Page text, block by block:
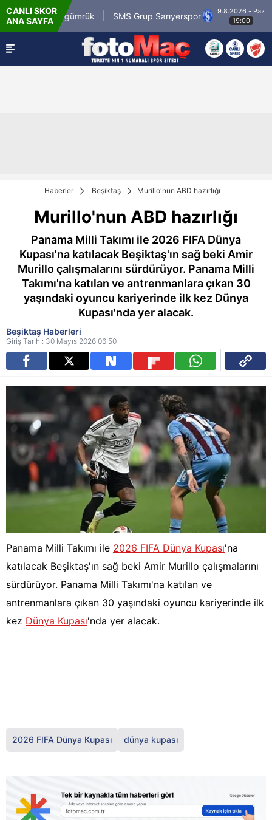
CANLI SKOR
ANA SAYFA
Karagümrük SMS Grup Sarıyerspor
9.8.2026 - Paz
Haberler Beşiktaş Murillo'nun ABD hazırlığı
Murillo'nun ABD hazırlığı
Panama Milli Takımı ile 2026 FIFA Dünya
Kupası'na katılacak Beşiktaş'ın sağ beki Amir
Murillo çalışmalarını sürdürüyor. Panama Milli
Takımı'na katılan ve antrenmanlara çıkan 30
yaşındaki oyuncu kariyerinde ilk kez Dünya
Kupası'nda yer alacak.
Beşiktaş Haberleri
Giriş Tarihi: 30 Mayıs 2026 06:50
Panama Milli Takımı ile 2026 FIFA Dünya Kupası'na
katılacak Beşiktaş'ın sağ beki Amir Murillo çalışmalarını
sürdürüyor. Panama Milli Takımı'na katılan ve
antrenmanlara çıkan 30 yaşındaki oyuncu kariyerinde ilk
kez Dünya Kupası'nda yer alacak.
2026 FIFA Dünya Kupası dünya kupası